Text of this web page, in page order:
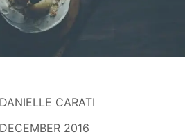
DANIELLE CARATI
2016